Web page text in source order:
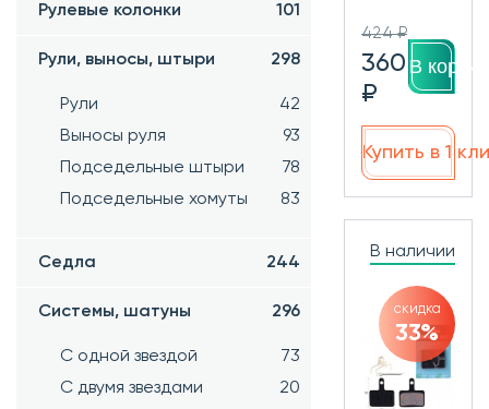
Рулевые колонки 101
Рули, выносы, штыри 298
Рули
42
Выносы руля
93
Подседельные штыри
78
Подседельные хомуты
83
Седла 244
Системы, шатуны 296
С одной звездой
73
С двумя звездами
20
424 ₽
360
₽
В
Купить в 1
В наличии
скидка
33%